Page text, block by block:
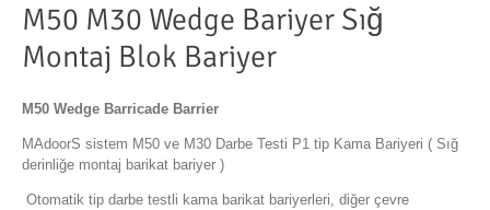
M50 M30 Wedge Bariyer Sığ
Montaj Blok Bariyer
M50 Wedge Barricade Barrier
MAdoorS sistem M50 ve M30 Darbe Testi P1 tip Kama Bariyeri ( Sığ
derinliğe montaj barikat bariyer )
Otomatik tip darbe testli kama barikat bariyerleri, diğer çevre